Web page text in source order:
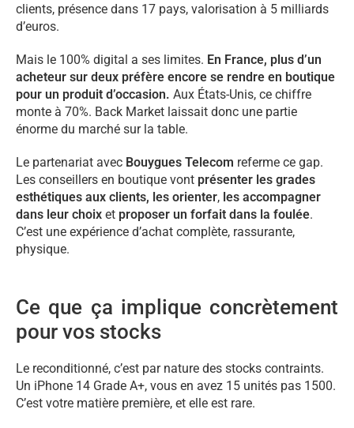
clients, présence dans 17 pays, valorisation à 5 milliards
d’euros.
Mais le 100% digital a ses limites. En France, plus d’un
acheteur sur deux préfère encore se rendre en boutique
pour un produit d’occasion. Aux États-Unis, ce chiffre
monte à 70%. Back Market laissait donc une partie
énorme du marché sur la table.
Le partenariat avec Bouygues Telecom referme ce gap.
Les conseillers en boutique vont présenter les grades
esthétiques aux clients, les orienter, les accompagner
dans leur choix et proposer un forfait dans la foulée.
C’est une expérience d’achat complète, rassurante,
physique.
Ce que ça implique concrètement
pour vos stocks
Le reconditionné, c’est par nature des stocks contraints.
Un iPhone 14 Grade A+, vous en avez 15 unités pas 1500.
C’est votre matière première, et elle est rare.